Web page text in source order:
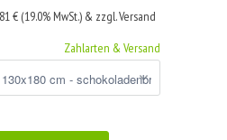
€ (19.0% MwSt.) & zzgl. Versand
Zahlarten & Versand